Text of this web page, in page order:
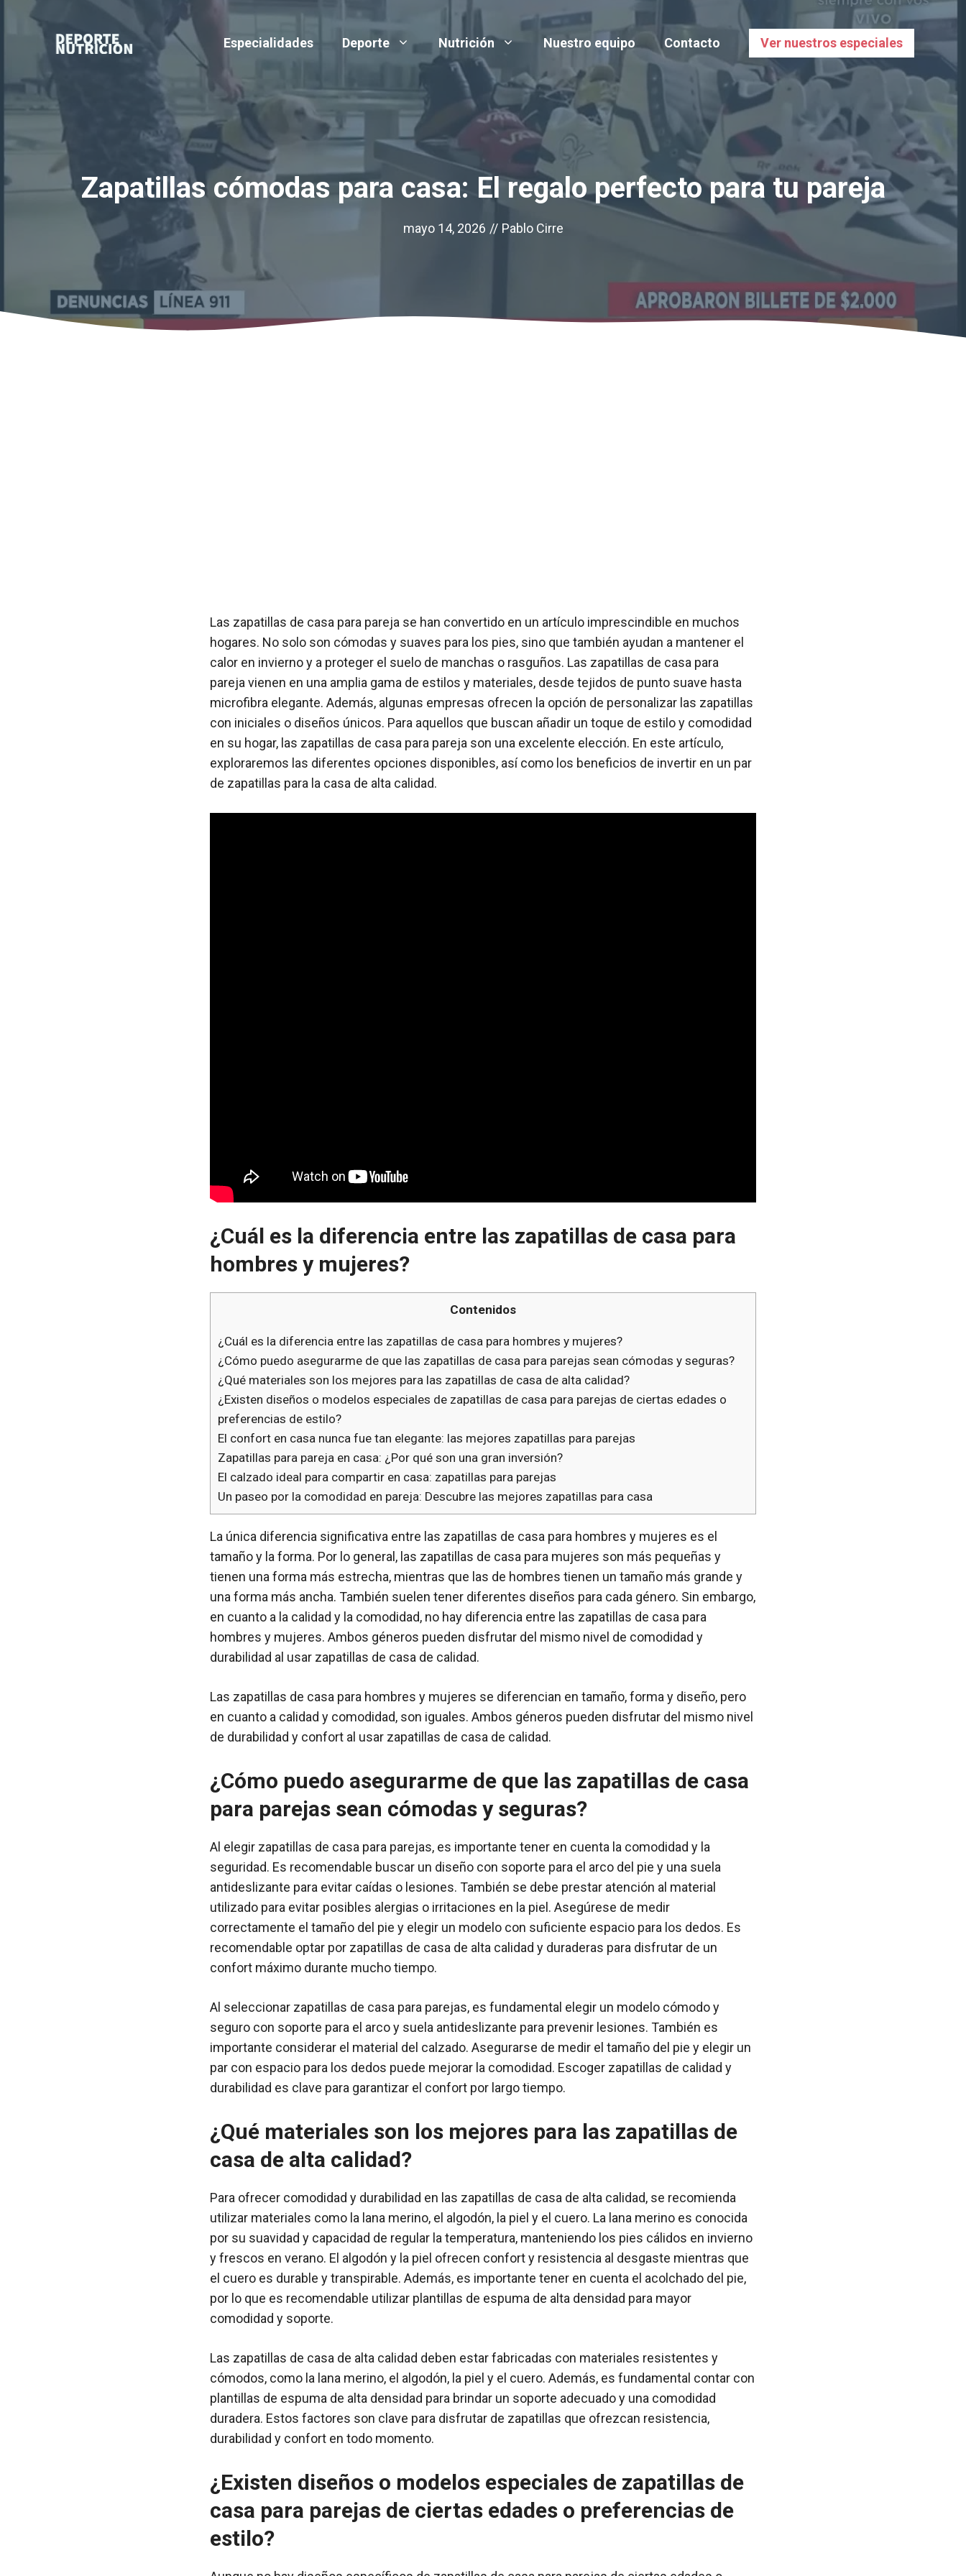
Especialidades Deporte Nutrición Nuestro equipo Contacto Ver nuestros especiales
Zapatillas cómodas para casa: El regalo perfecto para tu pareja
mayo 14, 2026 // Pablo Cirre
Las zapatillas de casa para pareja se han convertido en un artículo imprescindible en muchos
hogares. No solo son cómodas y suaves para los pies, sino que también ayudan a mantener el
calor en invierno y a proteger el suelo de manchas o rasguños. Las zapatillas de casa para
pareja vienen en una amplia gama de estilos y materiales, desde tejidos de punto suave hasta
microfibra elegante. Además, algunas empresas ofrecen la opción de personalizar las zapatillas
con iniciales o diseños únicos. Para aquellos que buscan añadir un toque de estilo y comodidad
en su hogar, las zapatillas de casa para pareja son una excelente elección. En este artículo,
exploraremos las diferentes opciones disponibles, así como los beneficios de invertir en un par
de zapatillas para la casa de alta calidad.
¿Cuál es la diferencia entre las zapatillas de casa para
hombres y mujeres?
Contenidos
¿Cuál es la diferencia entre las zapatillas de casa para hombres y mujeres?
¿Cómo puedo asegurarme de que las zapatillas de casa para parejas sean cómodas y seguras?
¿Qué materiales son los mejores para las zapatillas de casa de alta calidad?
¿Existen diseños o modelos especiales de zapatillas de casa para parejas de ciertas edades o
preferencias de estilo?
El confort en casa nunca fue tan elegante: las mejores zapatillas para parejas
Zapatillas para pareja en casa: ¿Por qué son una gran inversión?
El calzado ideal para compartir en casa: zapatillas para parejas
Un paseo por la comodidad en pareja: Descubre las mejores zapatillas para casa
La única diferencia significativa entre las zapatillas de casa para hombres y mujeres es el
tamaño y la forma. Por lo general, las zapatillas de casa para mujeres son más pequeñas y
tienen una forma más estrecha, mientras que las de hombres tienen un tamaño más grande y
una forma más ancha. También suelen tener diferentes diseños para cada género. Sin embargo,
en cuanto a la calidad y la comodidad, no hay diferencia entre las zapatillas de casa para
hombres y mujeres. Ambos géneros pueden disfrutar del mismo nivel de comodidad y
durabilidad al usar zapatillas de casa de calidad.
Las zapatillas de casa para hombres y mujeres se diferencian en tamaño, forma y diseño, pero
en cuanto a calidad y comodidad, son iguales. Ambos géneros pueden disfrutar del mismo nivel
de durabilidad y confort al usar zapatillas de casa de calidad.
¿Cómo puedo asegurarme de que las zapatillas de casa
para parejas sean cómodas y seguras?
Al elegir zapatillas de casa para parejas, es importante tener en cuenta la comodidad y la
seguridad. Es recomendable buscar un diseño con soporte para el arco del pie y una suela
antideslizante para evitar caídas o lesiones. También se debe prestar atención al material
utilizado para evitar posibles alergias o irritaciones en la piel. Asegúrese de medir
correctamente el tamaño del pie y elegir un modelo con suficiente espacio para los dedos. Es
recomendable optar por zapatillas de casa de alta calidad y duraderas para disfrutar de un
confort máximo durante mucho tiempo.
Al seleccionar zapatillas de casa para parejas, es fundamental elegir un modelo cómodo y
seguro con soporte para el arco y suela antideslizante para prevenir lesiones. También es
importante considerar el material del calzado. Asegurarse de medir el tamaño del pie y elegir un
par con espacio para los dedos puede mejorar la comodidad. Escoger zapatillas de calidad y
durabilidad es clave para garantizar el confort por largo tiempo.
¿Qué materiales son los mejores para las zapatillas de
casa de alta calidad?
Para ofrecer comodidad y durabilidad en las zapatillas de casa de alta calidad, se recomienda
utilizar materiales como la lana merino, el algodón, la piel y el cuero. La lana merino es conocida
por su suavidad y capacidad de regular la temperatura, manteniendo los pies cálidos en invierno
y frescos en verano. El algodón y la piel ofrecen confort y resistencia al desgaste mientras que
el cuero es durable y transpirable. Además, es importante tener en cuenta el acolchado del pie,
por lo que es recomendable utilizar plantillas de espuma de alta densidad para mayor
comodidad y soporte.
Las zapatillas de casa de alta calidad deben estar fabricadas con materiales resistentes y
cómodos, como la lana merino, el algodón, la piel y el cuero. Además, es fundamental contar con
plantillas de espuma de alta densidad para brindar un soporte adecuado y una comodidad
duradera. Estos factores son clave para disfrutar de zapatillas que ofrezcan resistencia,
durabilidad y confort en todo momento.
¿Existen diseños o modelos especiales de zapatillas de
casa para parejas de ciertas edades o preferencias de
estilo?